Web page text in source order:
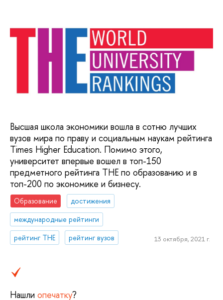
Высшая школа экономики вошла в сотню лучших
вузов мира по праву и социальным наукам рейтинга
Times Higher Education. Помимо этого,
университет впервые вошел в топ-150
предметного рейтинга ТНЕ по образованию и в
топ-200 по экономике и бизнесу.
Образование
достижения
международные рейтинги
рейтинг THE
рейтинг вузов 13 октября, 2021 г.
Нашли опечатку?